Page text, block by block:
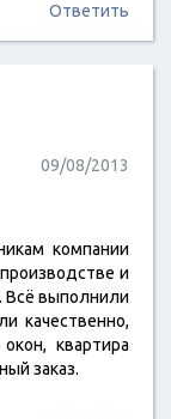
Ответить
09/08/2013
компании
и
Всё выполнили
качественно,
квартира
заказ.